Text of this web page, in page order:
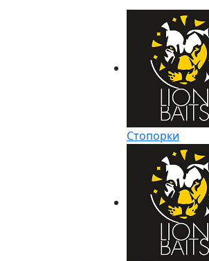
Стопорки